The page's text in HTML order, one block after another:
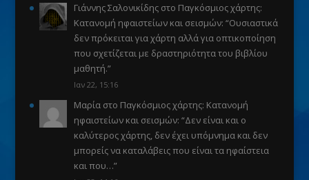
Γιάννης Σαλονικίδηςστο Παγκόσμιος χάρτης:
Κατανομή ηφαιστείων και σεισμών: “Ουσιαστικά
δεν πρόκειται για χάρτη αλλά για οπτικοποίηση
που σχετίζεται με δραστηριότητα του βιβλίου
μαθητή.”
Ιαν 22, 15:16
Μαρίαστο Παγκόσμιος χάρτης: Κατανομή
ηφαιστείων και σεισμών: “Δεν είναι και ο
καλύτερος χάρτης, δεν έχει υπόμνημα και δεν
μπορείς να καταλάβεις που είναι τα ηφαίστεια
και που…”